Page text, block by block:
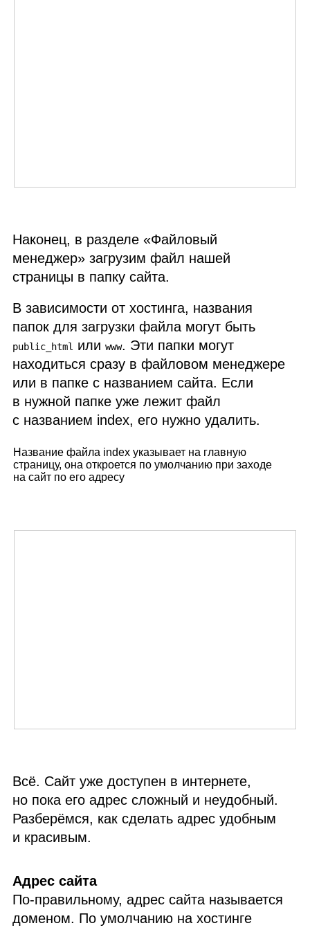
Наконец, в разделе «Файловый
менеджер» загрузим файл нашей
страницы в папку сайта.
В зависимости от хостинга, названия
папок для загрузки файла могут быть
public_html илиwww. Эти папки могут
находиться сразу в файловом менеджере
или в папке с названием сайта. Если
в нужной папке уже лежит файл
с названием index, его нужно удалить.
Название файла index указывает на главную
страницу, она откроется по умолчанию при заходе
на сайт по его адресу
Всё. Сайт уже доступен в интернете,
но пока его адрес сложный и неудобный.
Разберёмся, как сделать адрес удобным
и красивым.
Адрес сайта
По‑правильному, адрес сайта называется
доменом. По умолчанию на хостинге